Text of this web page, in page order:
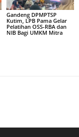
Gandeng DPMPTSP
Kutim, LPB Pama Gelar
Pelatihan OSS-RBA dan
NIB Bagi UMKM Mitra